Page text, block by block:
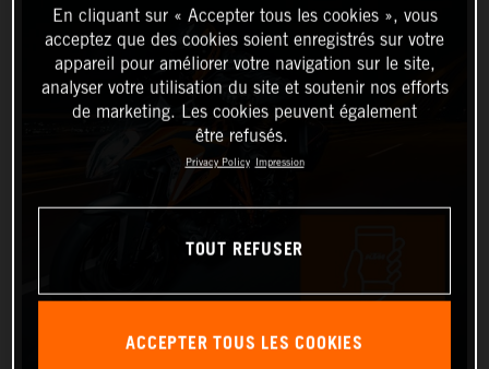
En cliquant sur « Accepter tous les cookies », vous
acceptez que des cookies soient enregistrés sur votre
appareil pour améliorer votre navigation sur le site,
analyser votre utilisation du site et soutenir nos efforts
de marketing. Les cookies peuvent également
être refusés.
Privacy Policy Impression
TOUT REFUSER
ACCEPTER TOUS LES COOKIES